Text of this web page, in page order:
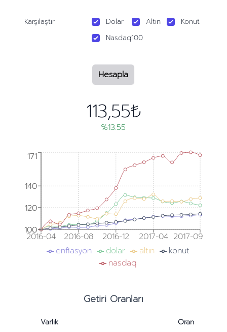
Karşılaştır Dolar Altın
Konut
Nasdaq100
Hesapla
113,55₺
%13.55
2016-04 2016-08 2016-12 2017-04 2017-09
100
120
140
171
100
120
140
171
enflasyon dolar altın
konut
nasdaq
Getiri Oranları
Varlık Oran